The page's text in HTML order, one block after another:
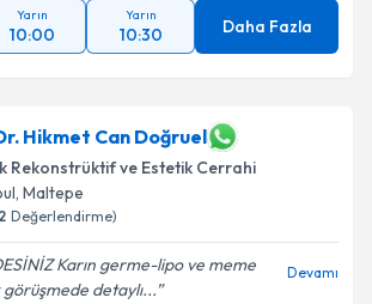
Yarın
10:00
Yarın
10:30 Daha Fazla
Hikmet Can Doğruel
Rekonstrüktif ve Estetik Cerrahi
, Maltepe
Değerlendirme)
Karın germe-lipo ve meme
detaylı...
Devamı